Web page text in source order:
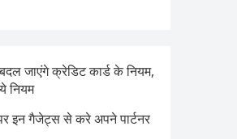
जाएंगे क्रेडिट कार्ड के नियम,
नियम
इन गैजेट्स से करे अपने पार्टनर